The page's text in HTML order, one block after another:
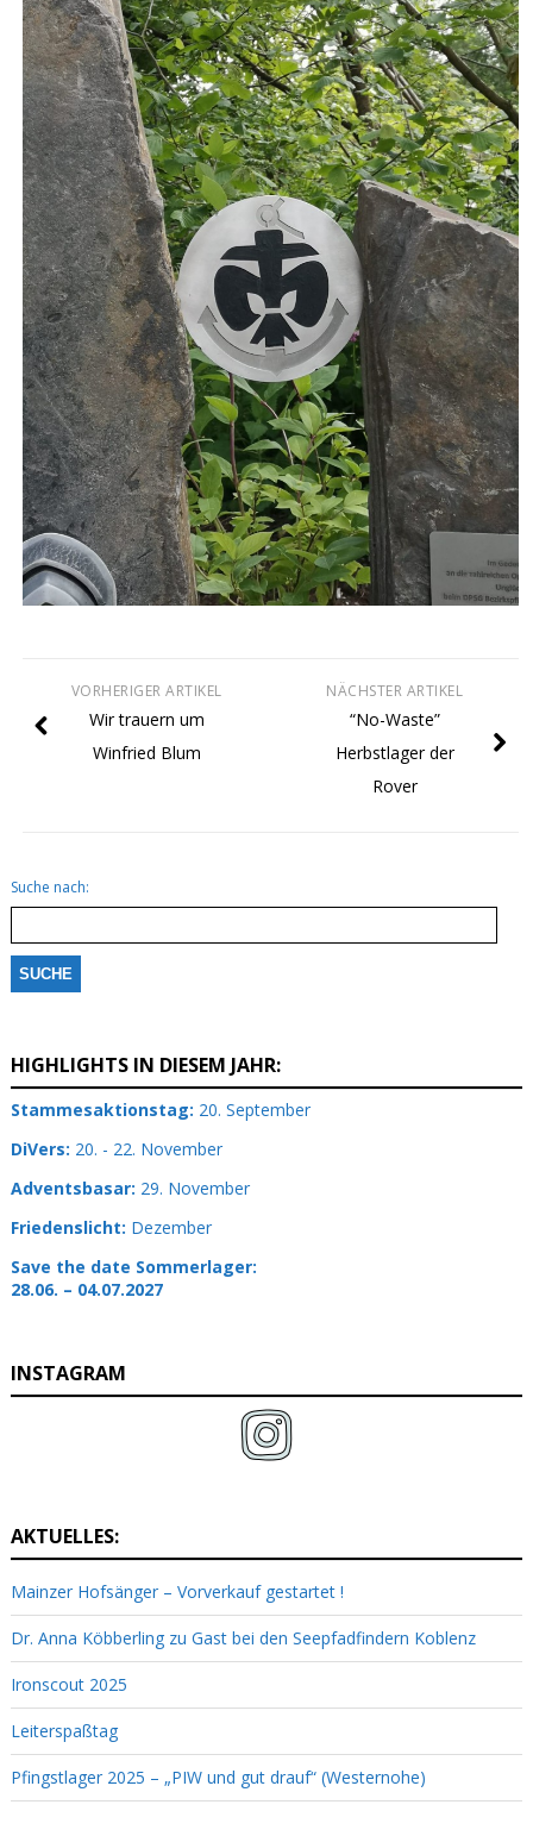
NÄCHSTER ARTIKEL
“No-Waste”
Herbstlager der
Rover
VORHERIGER ARTIKEL
Wir trauern um
Winfried Blum
Suche nach:
HIGHLIGHTS IN DIESEM JAHR:
Stammesaktionstag: 20. September
DiVers: 20. - 22. November
Adventsbasar: 29. November
Friedenslicht: Dezember
Save the date Sommerlager:
28.06. – 04.07.2027
INSTAGRAM
AKTUELLES:
Mainzer Hofsänger – Vorverkauf gestartet !
Dr. Anna Köbberling zu Gast bei den Seepfadfindern Koblenz
Ironscout 2025
Leiterspaßtag
Pfingstlager 2025 – „PIW und gut drauf“ (Westernohe)